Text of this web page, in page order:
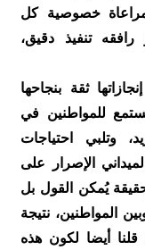
خصوصية كل
تنفيذ دقيق،
ثقة بنجاحها
تستمع للمواطنين في
وتلبي احتياجات
الإصرار على
يُمكن القول بل
المواطنين، نتيجة
قلنا أيضا لكون هذه